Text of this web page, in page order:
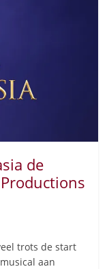
de
trots de start
aan